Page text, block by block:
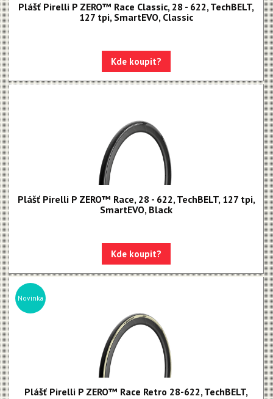
Plášť Pirelli P ZERO™ Race Classic, 28 - 622, TechBELT,
127 tpi, SmartEVO, Classic
Kde koupit?
Plášť Pirelli P ZERO™ Race, 28 - 622, TechBELT, 127 tpi,
SmartEVO, Black
Kde koupit?
Novinka
Plášť Pirelli P ZERO™ Race Retro 28-622, TechBELT,